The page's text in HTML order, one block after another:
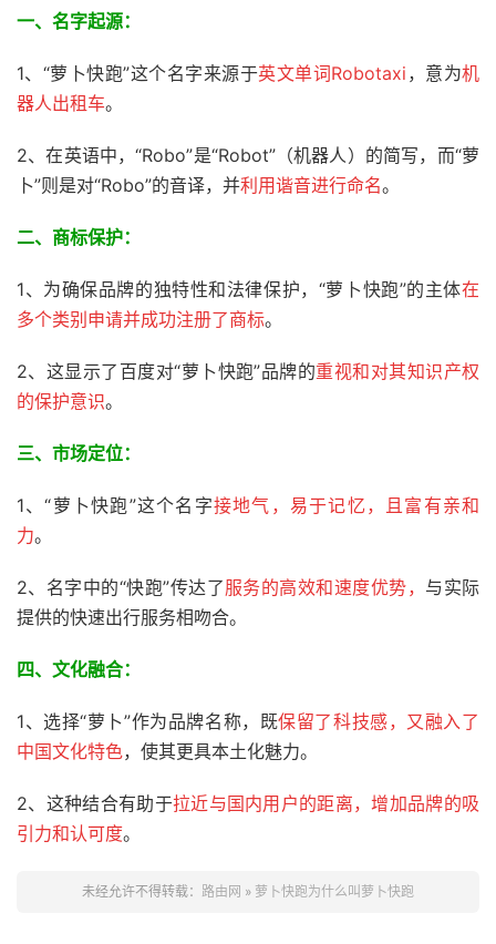
一、名字起源：
1、“萝卜快跑”这个名字来源于英文单词Robotaxi ，意为机
器人出租车。
2、在英语中，“Robo”是“Robot”（机器人）的简写，而“萝
卜”则是对“Robo”的音译，并利用谐音进行命名。
二、商标保护：
1、为确保品牌的独特性和法律保护，“萝卜快跑”的主体在
多个类别申请并成功注册了商标。
2、这显示了百度对“萝卜快跑”品牌的重视和对其知识产权
的保护意识。
三、 市场定位：
1、“萝卜快跑”这个名字接地气，易于记忆，且富有亲和
力。
2、名字中的“快跑”传达了服务的高效和速度优势， 与实际
提供的快速出行服务相吻合。
四、文化融合：
1、选择“萝卜”作为品牌名称，既保留了科技感，又融入了
中国文化特色，使其更具本土化魅力。
2、这种结合有助于拉近与国内用户的距离，增加品牌的吸
引力和认可度。
未经允许不得转载： 路由网 » 萝卜快跑为什么叫萝卜快跑